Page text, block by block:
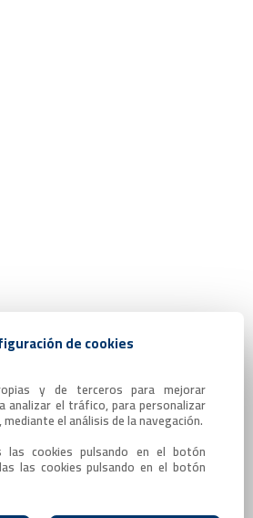
de cookies
y de terceros para mejorar
analizar el tráfico, para personalizar
el análisis de la navegación.
las cookies pulsando en el botón
las cookies pulsando en el botón